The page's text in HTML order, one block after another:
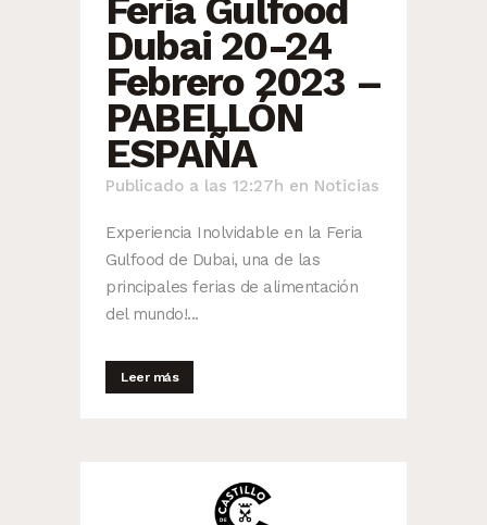
Feria Gulfood
Dubai 20-24
Febrero 2023 –
PABELLÓN
ESPAÑA
Publicado a las 12:27h en Noticias
Experiencia Inolvidable en la Feria
Gulfood de Dubai, una de las
principales ferias de alimentación
del mundo!...
Leer más